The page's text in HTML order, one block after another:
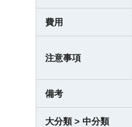
費用
注意事項
備考
大分類 > 中分類